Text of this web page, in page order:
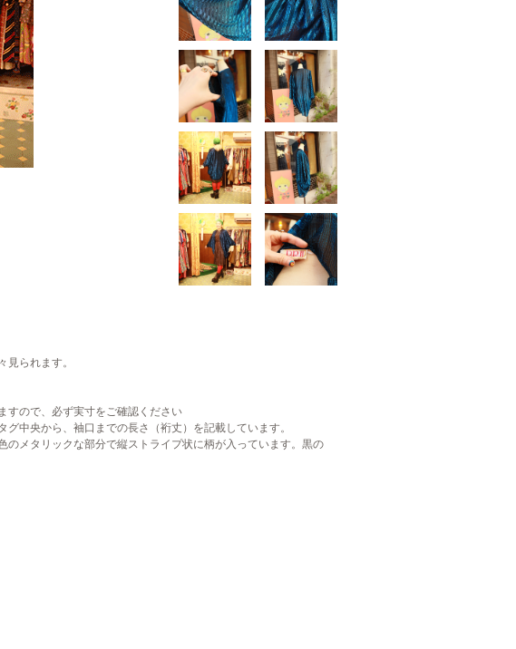
られます。
すので、必ず実寸をご確認ください
中央から、袖口までの長さ（裄丈）を記載しています。
メタリックな部分で縦ストライプ状に柄が入っています。黒の